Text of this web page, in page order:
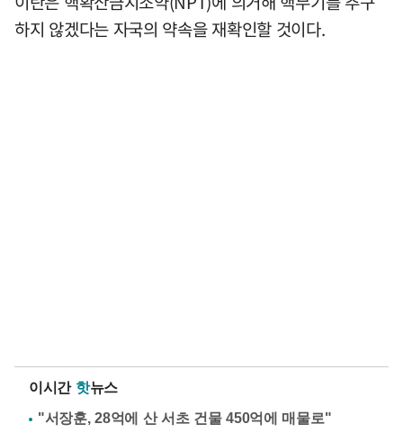
하지 않겠다는 자국의 약속을 재확인할 것이다.
이시간 핫뉴스
"서장훈, 28억에 산 서초 건물 450억에 매물로"